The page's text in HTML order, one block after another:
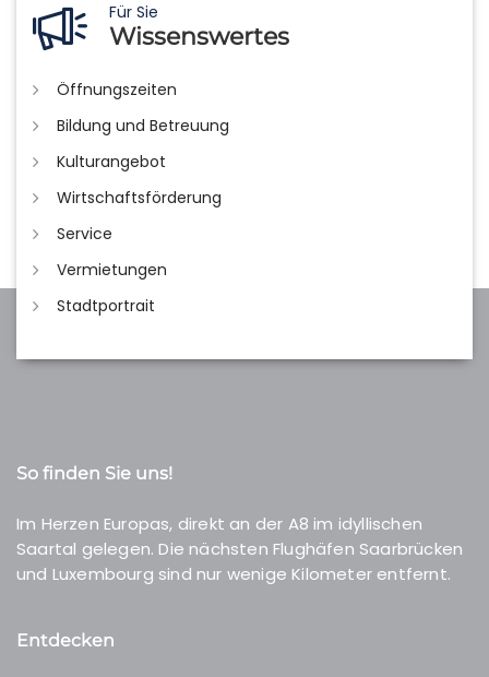
Für Sie
Wissenswertes
Öffnungszeiten
Bildung und Betreuung
Kulturangebot
Wirtschaftsförderung
Service
Vermietungen
Stadtportrait
So finden Sie uns!
Im Herzen Europas, direkt an der A8 im idyllischen
Saartal gelegen. Die nächsten Flughäfen Saarbrücken
und Luxembourg sind nur wenige Kilometer entfernt.
Entdecken